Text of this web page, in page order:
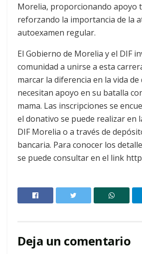
Morelia, proporcionando apoyo
reforzando la importancia de la
autoexamen regular.
El Gobierno de Morelia y el DIF
comunidad a unirse a esta
marcar la diferencia en la vida de
necesitan apoyo en su batalla
mama. Las inscripciones se
el donativo se puede realizar en
DIF Morelia o a través de
bancaria. Para conocer los
se puede consultar en el link
Deja un comentario